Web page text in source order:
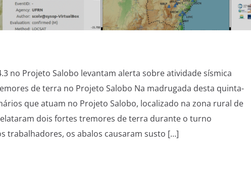
no Projeto Salobo levantam alerta sobre atividade sísmica
de terra no Projeto Salobo Na madrugada desta quinta-
que atuam no Projeto Salobo, localizado na zona rural de
dois fortes tremores de terra durante o turno
trabalhadores, os abalos causaram susto […]